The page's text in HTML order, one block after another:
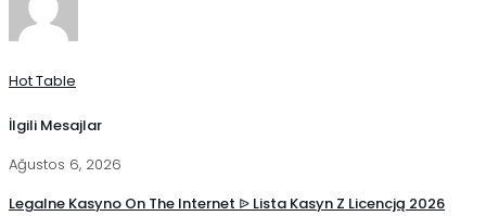
Hot Table
İlgili Mesajlar
Ağustos 6, 2026
Legalne Kasyno On The Internet ᐉ Lista Kasyn Z Licencją 2026